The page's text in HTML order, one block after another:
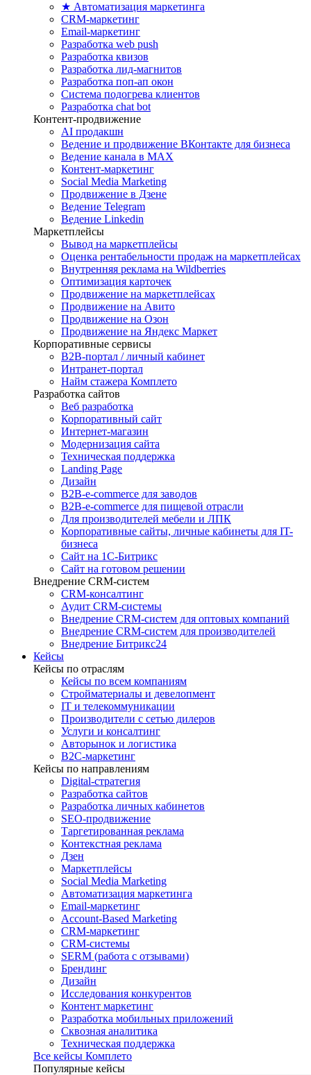
★ Автоматизация маркетинга
CRM-маркетинг
Email-маркетинг
Разработка web push
Разработка квизов
Разработка лид-магнитов
Разработка поп-ап окон
Система подогрева клиентов
Разработка chat bot
Контент-продвижение
AI продакшн
Ведение и продвижение ВКонтакте для бизнеса
Ведение канала в MAX
Контент-маркетинг
Social Media Marketing
Продвижение в Дзене
Ведение Telegram
Ведение Linkedin
Маркетплейсы
Вывод на маркетплейсы
Оценка рентабельности продаж на маркетплейсах
Внутренняя реклама на Wildberries
Оптимизация карточек
Продвижение на маркетплейсах
Продвижение на Авито
Продвижение на Озон
Продвижение на Яндекс Маркет
Корпоративные сервисы
B2B-портал / личный кабинет
Интранет-портал
Найм стажера Комплето
Разработка сайтов
Веб разработка
Корпоративный сайт
Интернет-магазин
Модернизация сайта
Техническая поддержка
Landing Page
Дизайн
B2B-e-commerce для заводов
B2B-e-commerce для пищевой отрасли
Для производителей мебели и ЛПК
Корпоративные сайты, личные кабинеты для IT-
бизнеса
Сайт на 1С-Битрикс
Сайт на готовом решении
Внедрение CRM-систем
CRM-консалтинг
Аудит CRM-системы
Внедрение CRM-систем для оптовых компаний
Внедрение CRM-систем для производителей
Внедрение Битрикс24
Кейсы
Кейсы по отраслям
Кейсы по всем компаниям
Стройматериалы и девелопмент
IT и телекоммуникации
Производители с сетью дилеров
Услуги и консалтинг
Авторынок и логистика
B2С-маркетинг
Кейсы по направлениям
Digital-стратегия
Разработка сайтов
Разработка личных кабинетов
SEO-продвижение
Таргетированная реклама
Контекстная реклама
Дзен
Маркетплейсы
Social Media Marketing
Автоматизация маркетинга
Email-маркетинг
Account-Based Marketing
CRM-маркетинг
CRM-системы
SERM (работа с отзывами)
Брендинг
Дизайн
Исследования конкурентов
Контент маркетинг
Разработка мобильных приложений
Сквозная аналитика
Техническая поддержка
Все кейсы Комплето
Популярные кейсы